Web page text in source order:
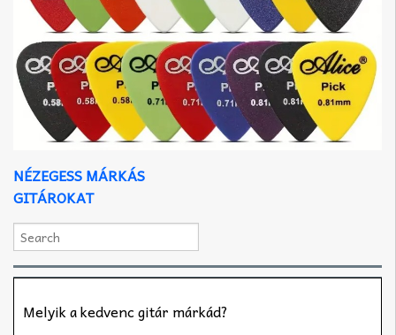
NÉZEGESS MÁRKÁS
GITÁROKAT
Melyik a kedvenc gitár márkád?